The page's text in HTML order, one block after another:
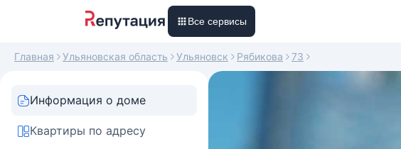
Все сервисы
Главная Ульяновская область Ульяновск Рябикова 73
Информация о доме
Квартиры по адресу